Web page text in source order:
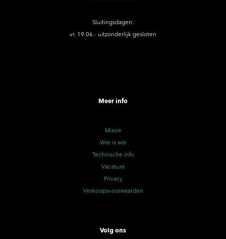
Sluitingsdagen:
vr. 19.06 - uitzonderlijk gesloten
Meer info
Missie
Wie is wie
Technische info
Vacature
Privacy
Verkoopsvoorwaarden
Volg ons